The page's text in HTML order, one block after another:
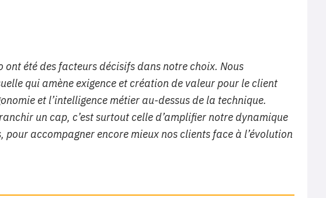
ont été des facteurs décisifs dans notre choix. Nous
qui amène exigence et création de valeur pour le client
et l’intelligence métier au-dessus de la technique.
un cap, c’est surtout celle d’amplifier notre dynamique
accompagner encore mieux nos clients face à l’évolution